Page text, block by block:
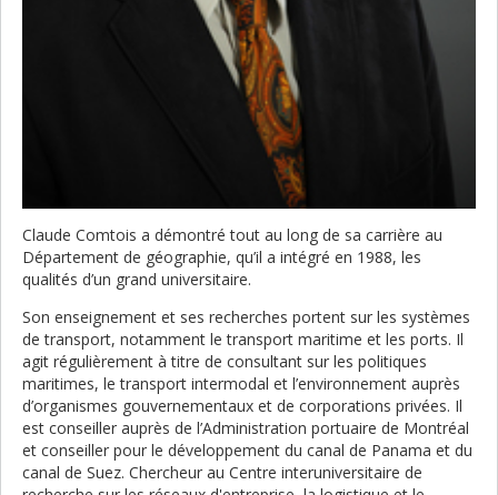
Claude Comtois a démontré tout au long de sa carrière au
Département de géographie, qu’il a intégré en 1988, les
qualités d’un grand universitaire.
Son enseignement et ses recherches portent sur les systèmes
de transport, notamment le transport maritime et les ports. Il
agit régulièrement à titre de consultant sur les politiques
maritimes, le transport intermodal et l’environnement auprès
d’organismes gouvernementaux et de corporations privées. Il
est conseiller auprès de l’Administration portuaire de Montréal
et conseiller pour le développement du canal de Panama et du
canal de Suez. Chercheur au Centre interuniversitaire de